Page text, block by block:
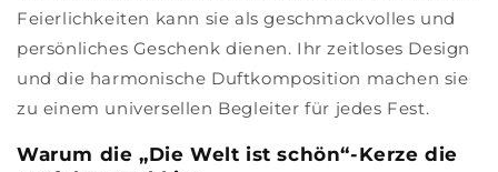
Feierlichkeiten kann sie als geschmackvolles und
persönliches Geschenk dienen. Ihr zeitloses Design
und die harmonische Duftkomposition machen sie
zu einem universellen Begleiter für jedes Fest.
Warum die „Die Welt ist schön“-Kerze die